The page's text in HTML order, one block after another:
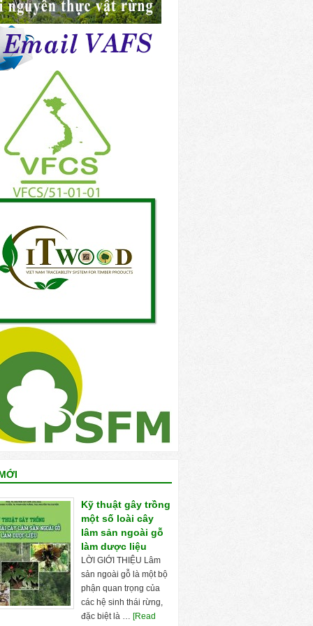
Kỹ thuật gây trồng
một số loài cây
lâm sản ngoài gỗ
làm dược liệu
LỜI GIỚI THIỆU Lâm
sản ngoài gỗ là một bộ
phận quan trọng của
các hệ sinh thái rừng,
đặc biệt là … [Read